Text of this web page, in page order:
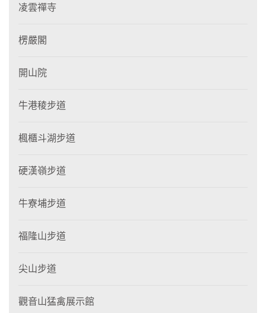
凌雲禪寺
楞嚴閣
開山院
牛港稜步道
楓櫃斗湖步道
硬漢嶺步道
牛寮埔步道
福隆山步道
尖山步道
觀音山猛禽展示館